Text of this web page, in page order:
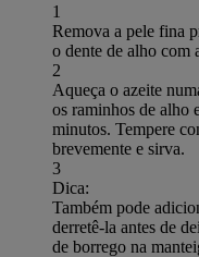
1
Remova a pele fina
o dente de alho com
2
Aqueça o azeite
os raminhos de alho
minutos. Tempere
brevemente e sirva.
3
Dica:
Também pode
derretê-la antes de
de borrego na